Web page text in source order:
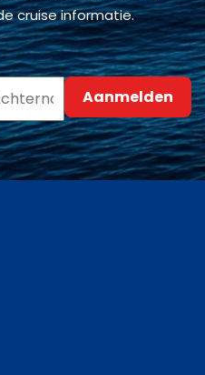
cruise informatie.